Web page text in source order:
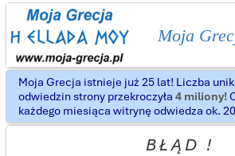
Moja
Moja Grecja istnieje już 25 lat! Liczba
odwiedzin strony przekroczyła 4 miliony!
każdego miesiąca witrynę odwiedza ok.
B Ł Ą D !